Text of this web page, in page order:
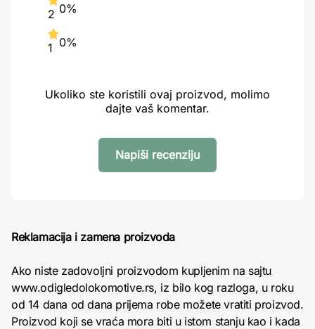
2 0%
1 0%
Ukoliko ste koristili ovaj proizvod, molimo
dajte vaš komentar.
Napiši recenziju
Reklamacija i zamena proizvoda
Ako niste zadovoljni proizvodom kupljenim na sajtu
www.odigledolokomotive.rs, iz bilo kog razloga, u roku
od 14 dana od dana prijema robe možete vratiti proizvod.
Proizvod koji se vraća mora biti u istom stanju kao i kada